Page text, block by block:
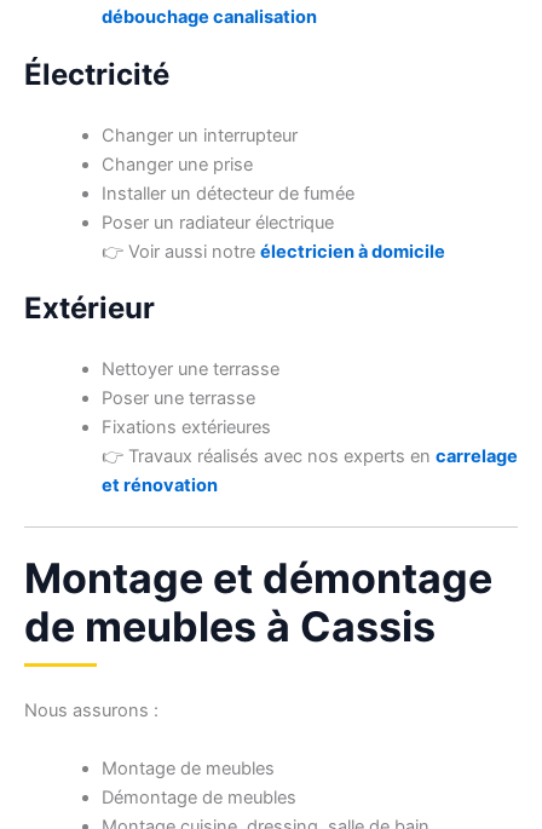
débouchage canalisation
Électricité
Changer un interrupteur
Changer une prise
Installer un détecteur de fumée
Poser un radiateur électrique
👉 Voir aussi notre électricien à domicile
Extérieur
Nettoyer une terrasse
Poser une terrasse
Fixations extérieures
👉 Travaux réalisés avec nos experts en carrelage
et rénovation
Montage et démontage
de meubles à Cassis
Nous assurons :
Montage de meubles
Démontage de meubles